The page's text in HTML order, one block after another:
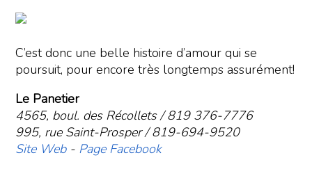
C’est donc une belle histoire d’amour qui se
poursuit, pour encore très longtemps assurément!
Le Panetier
4565, boul. des Récollets / 819 376-7776
995, rue Saint-Prosper / 819-694-9520
Site Web- Page Facebook